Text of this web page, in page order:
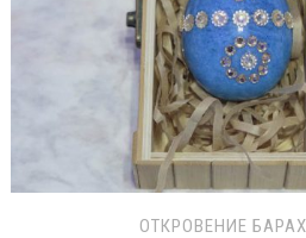
ОТКРОВЕНИЕ